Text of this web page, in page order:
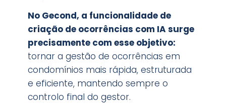
No Gecond, a funcionalidade de
criação de ocorrências com IA surge
precisamente com esse objetivo:
tornar a gestão de ocorrências em
condomínios mais rápida, estruturada
e eficiente, mantendo sempre o
controlo final do gestor.